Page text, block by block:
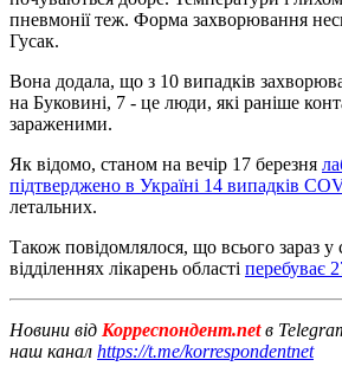
пневмонії теж. Форма захворювання
Гусак.
Вона додала, що з 10 випадків
на Буковині, 7 - це люди, які раніше
зараженими.
Як відомо, станом на вечір 17 березня
підтверджено в Україні 14 випадків
летальних.
Також повідомлялося, що всього зараз у
відділеннях лікарень області перебуває
Новини від Корреспондент.netв
наш канал https://t.me/korrespondentnet